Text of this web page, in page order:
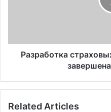
о
о
к
х
Разработка
Related Articles